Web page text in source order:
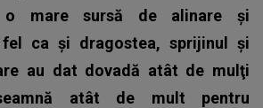
o mare sursă de alinare şi
fel ca şi dragostea, sprijinul şi
au dat dovadă atât de mulţi
atât de mult pentru